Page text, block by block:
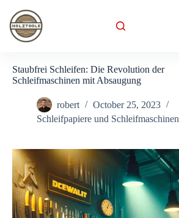
content
Staubfrei Schleifen: Die Revolution der
Schleifmaschinen mit Absaugung
robert
October 25, 2023
Schleifpapiere und Schleifmaschinen